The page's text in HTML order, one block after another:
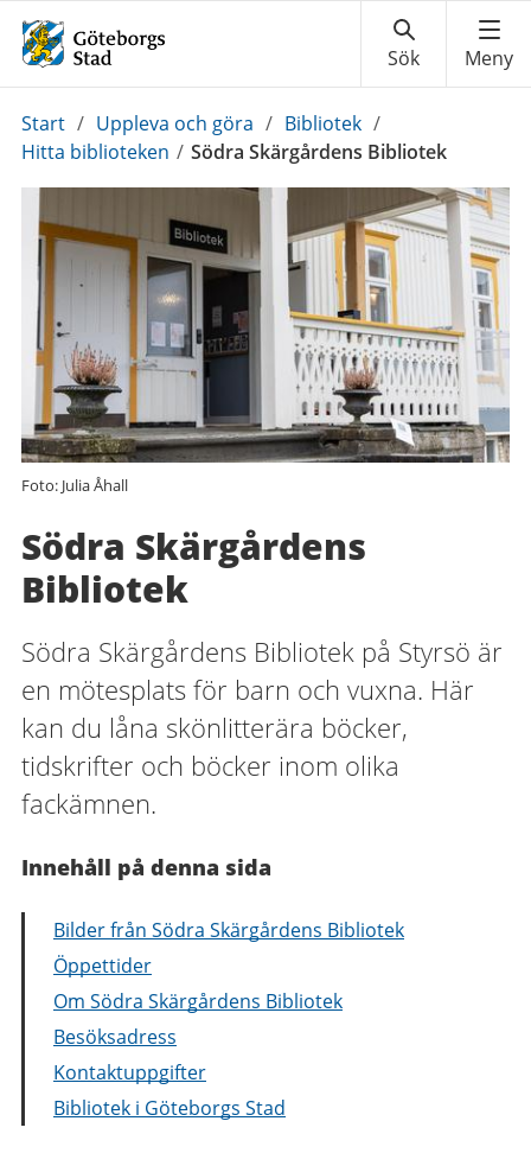
Du
är
Start / Uppleva och göra / Bibliotek /
Hitta biblioteken / Södra Skärgårdens Bibliotek
Foto: Julia Åhall
Södra Skärgårdens
Bibliotek
Södra Skärgårdens Bibliotek på Styrsö är
en mötesplats för barn och vuxna. Här
kan du låna skönlitterära böcker,
tidskrifter och böcker inom olika
fackämnen.
Innehåll på denna sida
Bilder från Södra Skärgårdens Bibliotek
Öppettider
Om Södra Skärgårdens Bibliotek
Besöksadress
Kontaktuppgifter
Bibliotek i Göteborgs Stad